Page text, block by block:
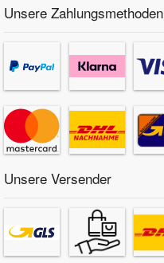
Unsere Zahlungsmethoden
Unsere Versender